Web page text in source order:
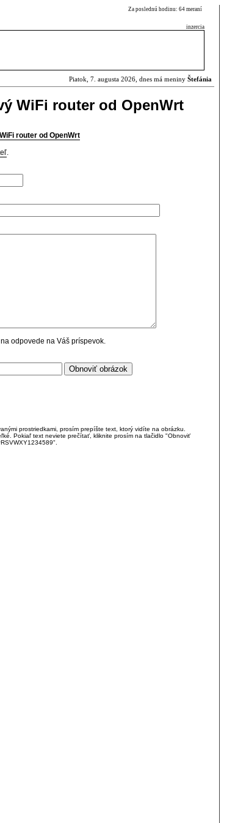
Za poslednú hodinu: 64 meraní
inzercia
Piatok, 7. augusta 2026, dnes má meniny Štefánia
WiFi router od OpenWrt
router od OpenWrt
.
odpovede na Váš príspevok.
prostriedkami, prosím prepíšte text, ktorý vidíte na obrázku.
Pokiaľ text neviete prečítať, kliknite prosím na tlačidlo "Obnoviť